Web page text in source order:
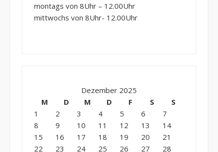
montags von 8Uhr – 12.00Uhr
mittwochs von 8Uhr- 12.00Uhr
Dezember 2025
M
D M D F S
S
1
2 3 4 5 6
7
8
9 10 11 12 13
14
15
16 17 18 19 20
21
22
23 24 25 26 27 28